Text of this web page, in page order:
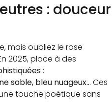
: douceur
mais oubliez le rose
2025, place à des
:
sable, bleu nuageux… Ces
touche poétique sans